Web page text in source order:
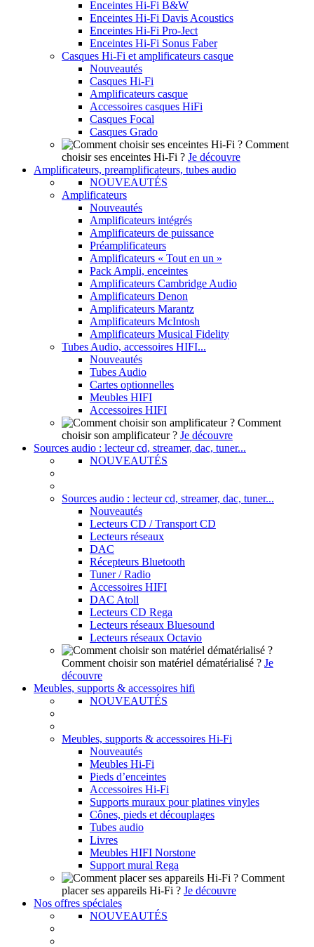
Enceintes Hi-Fi B&W
Enceintes Hi-Fi Davis Acoustics
Enceintes Hi-Fi Pro-Ject
Enceintes Hi-Fi Sonus Faber
Casques Hi-Fi et amplificateurs casque
Nouveautés
Casques Hi-Fi
Amplificateurs casque
Accessoires casques HiFi
Casques Focal
Casques Grado
Comment
choisir ses enceintes Hi-Fi ? Je découvre
Amplificateurs, preamplificateurs, tubes audio
NOUVEAUTÉS
Amplificateurs
Nouveautés
Amplificateurs intégrés
Amplificateurs de puissance
Préamplificateurs
Amplificateurs « Tout en un »
Pack Ampli, enceintes
Amplificateurs Cambridge Audio
Amplificateurs Denon
Amplificateurs Marantz
Amplificateurs McIntosh
Amplificateurs Musical Fidelity
Tubes Audio, accessoires HIFI...
Nouveautés
Tubes Audio
Cartes optionnelles
Meubles HIFI
Accessoires HIFI
Comment
choisir son amplificateur ? Je découvre
Sources audio : lecteur cd, streamer, dac, tuner...
NOUVEAUTÉS
Sources audio : lecteur cd, streamer, dac, tuner...
Nouveautés
Lecteurs CD / Transport CD
Lecteurs réseaux
DAC
Récepteurs Bluetooth
Tuner / Radio
Accessoires HIFI
DAC Atoll
Lecteurs CD Rega
Lecteurs réseaux Bluesound
Lecteurs réseaux Octavio
Comment choisir son matériel dématérialisé ? Je
découvre
Meubles, supports & accessoires hifi
NOUVEAUTÉS
Meubles, supports & accessoires Hi-Fi
Nouveautés
Meubles Hi-Fi
Pieds d’enceintes
Accessoires Hi-Fi
Supports muraux pour platines vinyles
Cônes, pieds et découplages
Tubes audio
Livres
Meubles HIFI Norstone
Support mural Rega
Comment
placer ses appareils Hi-Fi ? Je découvre
Nos offres spéciales
NOUVEAUTÉS